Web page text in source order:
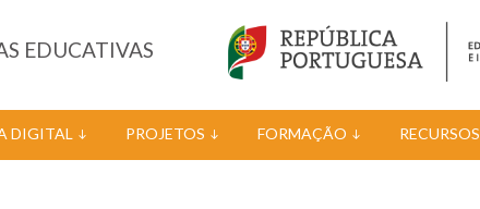
EDUCATIVAS
DIGITAL PROJETOS FORMAÇÃO RECURSOS